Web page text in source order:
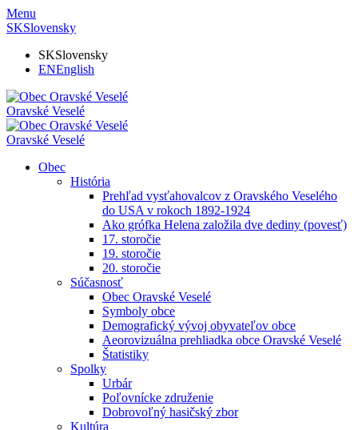
Menu
SKSlovensky
SKSlovensky
ENEnglish
Oravské Veselé
Oravské Veselé
Obec
História
Prehľad vysťahovalcov z Oravského Veselého
do USA v rokoch 1892-1924
Ako grófka Helena založila dve dediny (povesť)
17. storočie
19. storočie
20. storočie
Súčasnosť
Obec Oravské Veselé
Symboly obce
Demografický vývoj obyvateľov obce
Aeorovizuálna prehliadka obce Oravské Veselé
Štatistiky
Spolky
Urbár
Poľovnícke združenie
Dobrovoľný hasičský zbor
Kultúra